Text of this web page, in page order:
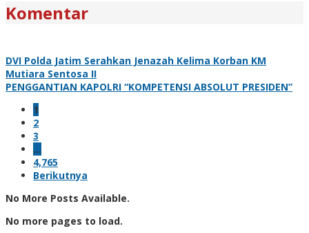
Komentar
DVI Polda Jatim Serahkan Jenazah Kelima Korban KM
Mutiara Sentosa II
PENGGANTIAN KAPOLRI “KOMPETENSI ABSOLUT PRESIDEN”
1
2
3
…
4,765
Berikutnya
No More Posts Available.
No more pages to load.